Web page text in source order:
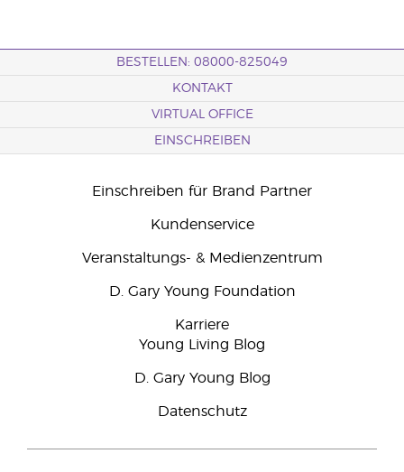
BESTELLEN: 08000-825049
KONTAKT
VIRTUAL OFFICE
EINSCHREIBEN
Einschreiben für Brand Partner
Kundenservice
Veranstaltungs- & Medienzentrum
D. Gary Young Foundation
Karriere
Young Living Blog
D. Gary Young Blog
Datenschutz